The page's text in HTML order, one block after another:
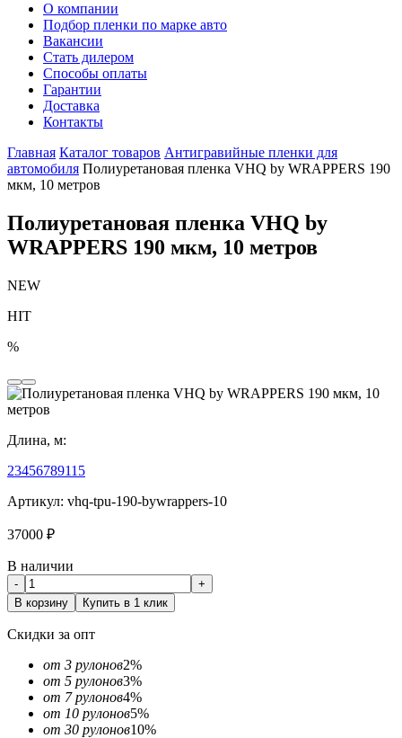
О компании
Подбор пленки по марке авто
Вакансии
Стать дилером
Способы оплаты
Гарантии
Доставка
Контакты
Главная Каталог товаров Антигравийные пленки для
автомобиля Полиуретановая пленка VHQ by WRAPPERS 190
мкм, 10 метров
Полиуретановая пленка VHQ by
WRAPPERS 190 мкм, 10 метров
NEW
HIT
%
Длина, м:
23456789115
Артикул: vhq-tpu-190-bywrappers-10
37000 ₽
В наличии
-
+
В корзину
Купить в 1 клик
Скидки за опт
от 3 рулонов2%
от 5 рулонов3%
от 7 рулонов4%
от 10 рулонов5%
от 30 рулонов10%